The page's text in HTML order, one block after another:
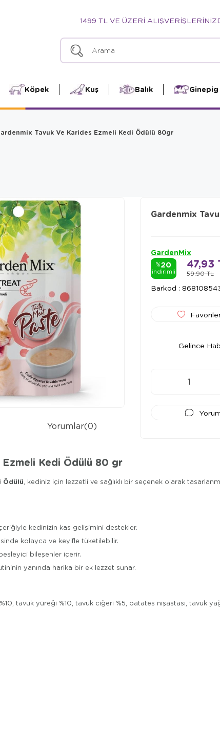
1499 TL VE ÜZERİ
Köpek Kuş Balık Ginepig
Tavuk Ve Karides Ezmeli Kedi Ödülü 80gr
Gardenmix
GardenMix
%20
indirimli 59,90 TL
47,93
Barkod :
Gelince
Yorumlar(0)
Kedi Ödülü 80 gr
Ödülü, kediniz için lezzetli ve sağlıklı bir seçenek olarak
kedinizin kas gelişimini destekler.
kolayca ve keyifle tüketilebilir.
bileşenler içerir.
yanında harika bir ek lezzet sunar.
tavuk yüreği %10, tavuk ciğeri %5, patates nişastası, tavuk